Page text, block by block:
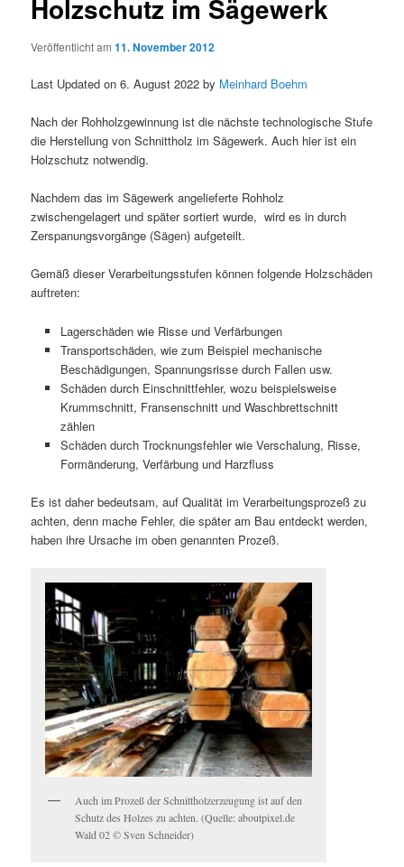
Holzschutz im Sägewerk
Veröffentlicht am11. November 2012
Last Updated on 6. August 2022 by Meinhard Boehm
Nach der Rohholzgewinnung ist die nächste technologische Stufe
die Herstellung von Schnittholz im Sägewerk. Auch hier ist ein
Holzschutz notwendig.
Nachdem das im Sägewerk angelieferte Rohholz
zwischengelagert und später sortiert wurde, wird es in durch
Zerspanungsvorgänge (Sägen) aufgeteilt.
Gemäß dieser Verarbeitungsstufen können folgende Holzschäden
auftreten:
Lagerschäden wie Risse und Verfärbungen
Transportschäden, wie zum Beispiel mechanische
Beschädigungen, Spannungsrisse durch Fallen usw.
Schäden durch Einschnittfehler, wozu beispielsweise
Krummschnitt, Fransenschnitt und Waschbrettschnitt
zählen
Schäden durch Trocknungsfehler wie Verschalung, Risse,
Formänderung, Verfärbung und Harzfluss
Es ist daher bedeutsam, auf Qualität im Verarbeitungsprozeß zu
achten, denn mache Fehler, die später am Bau entdeckt werden,
haben ihre Ursache im oben genannten Prozeß.
Auch im Prozeß der Schnittholzerzeugung ist auf den
Schutz des Holzes zu achten. (Quelle: aboutpixel.de
Wald 02 © Sven Schneider)